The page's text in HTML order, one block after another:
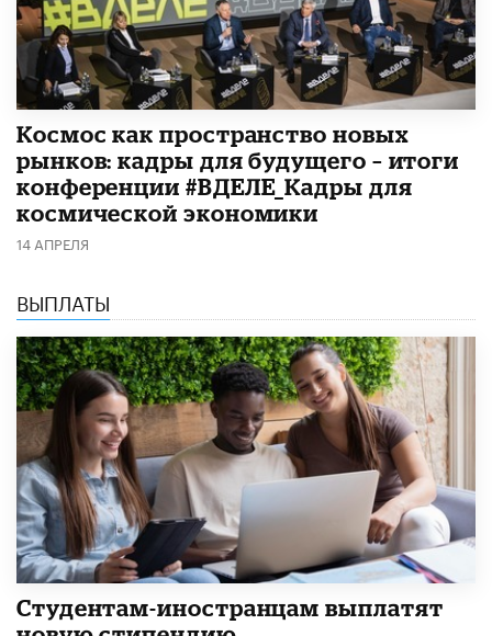
Космос как пространство новых
рынков: кадры для будущего – итоги
конференции #ВДЕЛЕ_Кадры для
космической экономики
14 АПРЕЛЯ
ВЫПЛАТЫ
Студентам-иностранцам выплатят